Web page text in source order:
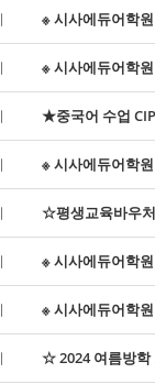
※ 시사에듀어학
※ 시사에듀어학
★중국어 수업
※ 시사에듀어학
☆평생교육바우
※ 시사에듀어학
※ 시사에듀어학
☆ 2024 여름방학